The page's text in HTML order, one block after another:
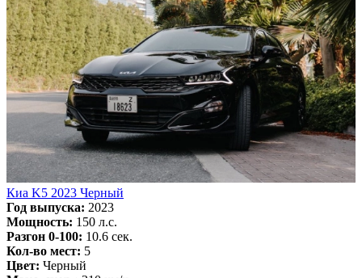
Киа K5 2023 Черный
Год выпуска: 2023
Мощность: 150 л.с.
Разгон 0-100: 10.6 сек.
Кол-во мест: 5
Цвет: Черный